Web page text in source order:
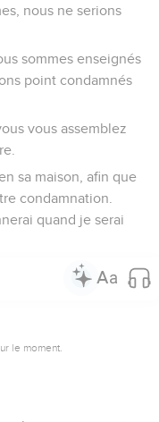
nous ne serions
sommes enseignés
point condamnés
vous assemblez
sa maison, afin que
condamnation.
quand je serai
le moment.